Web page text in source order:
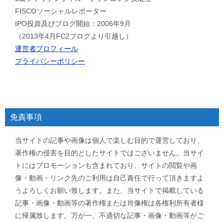
FISCOソーシャルレポーター
IPO投資及びブログ開始：2006年9月
（2013年4月FC2ブログより引越し）
運営者プロフィール
プライバシーポリシー
免責事項
当サイトの記事や画像は個人で楽しむ目的で運営しており、
著作権の侵害を目的としたサイトではございません。当サイ
トにはプロモーションも含まれており、サイトの閲覧や画
像・動画・リンク先のご利用は自己責任で行って頂きますよ
うよろしくお願い致します。また、当サイトで掲載している
記事・画像・動画等の著作権または肖像権は各権利所有者様
に帰属致します。万が一、不適切な記事・画像・動画等がご